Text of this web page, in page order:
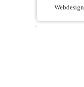
Webdesign